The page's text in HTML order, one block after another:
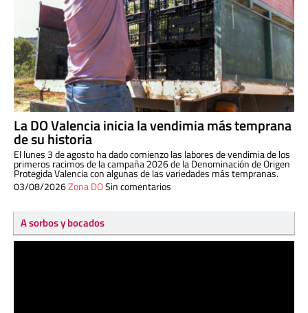
La DO Valencia inicia la vendimia más temprana
de su historia
El lunes 3 de agosto ha dado comienzo las labores de vendimia de los
primeros racimos de la campaña 2026 de la Denominación de Origen
Protegida Valencia con algunas de las variedades más tempranas.
03/08/2026Zona DOSin comentarios
A sorbos y bocados